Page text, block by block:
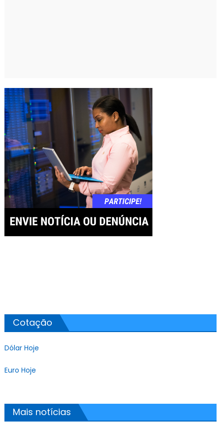
Cotação
Dólar Hoje
Euro Hoje
Mais notícias